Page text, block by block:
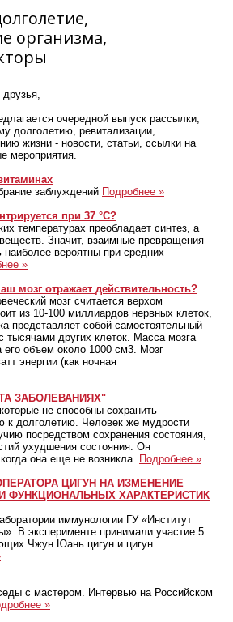
организма,
очередной выпуск рассылки,
долголетию, ревитализации,
жизни - новости, статьи, ссылки на
мероприятия.
заблуждений Подробнее »
при 37 °С?
температурах преобладает синтез, а
Значит, взаимные превращения
вероятны при средних
»
мозг отражает действительность?
мозг считается верхом
из 10-100 миллиардов нервных клеток,
представляет собой самостоятельный
тысячами других клеток. Масса мозга
его объем около 1000 см3. Мозг
энергии (как ночная
ЗАБОЛЕВАНИЯХ"
не способны сохранить
к долголетию. Человек же мудрости
посредством сохранения состояния,
ухудшения состояния. Он
она еще не возникла. Подробнее »
ЦИГУН НА ИЗМЕНЕНИЕ
ФУНКЦИОНАЛЬНЫХ ХАРАКТЕРИСТИК
иммунологии ГУ «Институт
В эксперименте принимали участие 5
Чжун Юань цигун и цигун
с мастером. Интервью на Российском
»